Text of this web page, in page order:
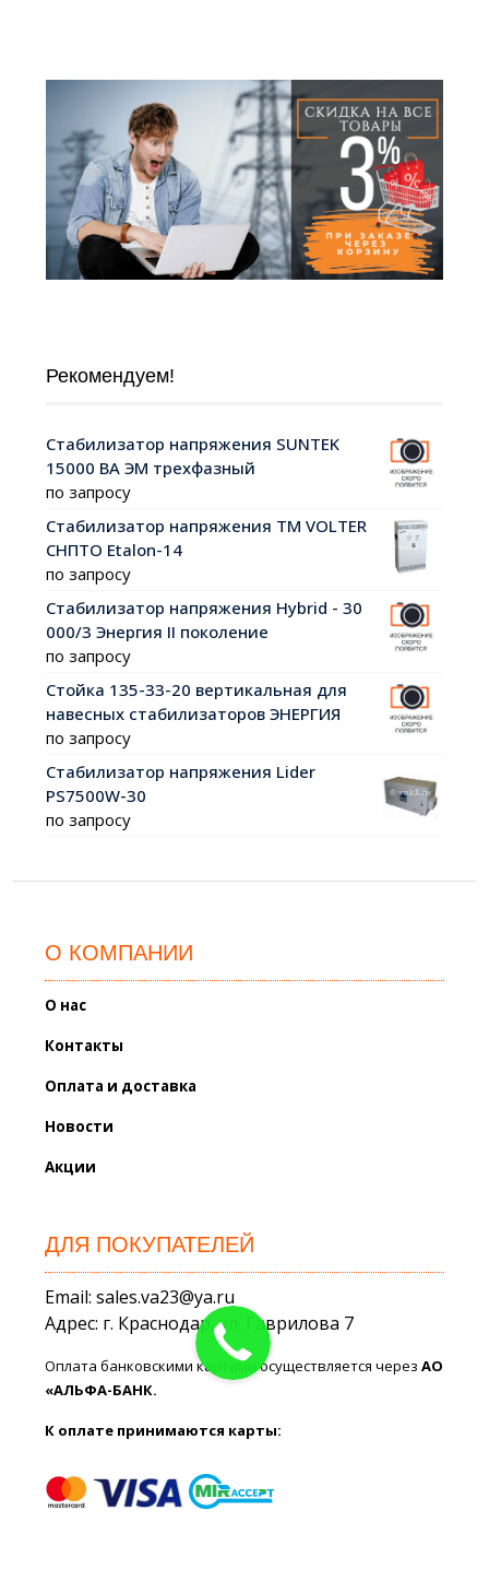
Рекомендуем!
Стабилизатор напряжения SUNTEK
15000 ВА ЭМ трехфазный
по запросу
Стабилизатор напряжения ТМ VOLTER
СНПТО Etalon-14
по запросу
Cтабилизатор напряжения Hybrid - 30
000/3 Энергия II поколение
по запросу
Стойка 135-33-20 вертикальная для
навесных стабилизаторов ЭНЕРГИЯ
по запросу
Стабилизатор напряжения Lider
PS7500W-30
по запросу
О КОМПАНИИ
О нас
Контакты
Оплата и доставка
Новости
Акции
ДЛЯ ПОКУПАТЕЛЕЙ
Email: sales.va23@ya.ru
Адрес: г. Краснодар, ул. Гаврилова 7
Оплата банковскими картами осуществляется черезАО
«АЛЬФА-БАНК.
К оплате принимаются карты: